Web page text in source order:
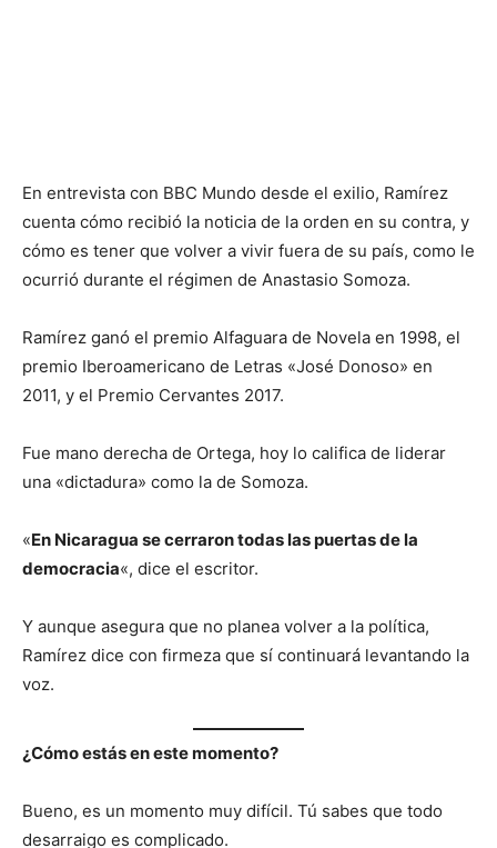
En entrevista con BBC Mundo desde el exilio, Ramírez
cuenta cómo recibió la noticia de la orden en su contra, y
cómo es tener que volver a vivir fuera de su país, como le
ocurrió durante el régimen de Anastasio Somoza.
Ramírez ganó el premio Alfaguara de Novela en 1998, el
premio Iberoamericano de Letras «José Donoso» en
2011, y el Premio Cervantes 2017.
Fue mano derecha de Ortega, hoy lo califica de liderar
una «dictadura» como la de Somoza.
«En Nicaragua se cerraron todas las puertas de la
democracia«, dice el escritor.
Y aunque asegura que no planea volver a la política,
Ramírez dice con firmeza que sí continuará levantando la
voz.
¿Cómo estás en este momento?
Bueno, es un momento muy difícil. Tú sabes que todo
desarraigo es complicado.